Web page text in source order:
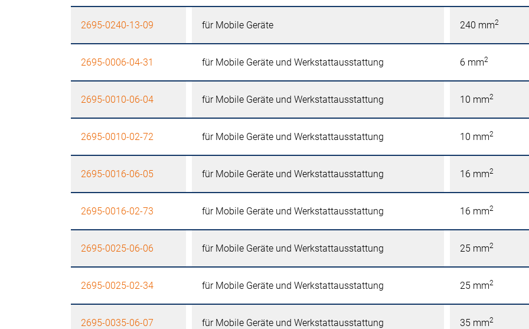
2695-0240-13-09 für Mobile Geräte 240 mm2
2695-0006-04-31 für Mobile Geräte und Werkstattausstattung 6 mm2
2695-0010-06-04 für Mobile Geräte und Werkstattausstattung 10 mm2
2695-0010-02-72 für Mobile Geräte und Werkstattausstattung 10 mm2
2695-0016-06-05 für Mobile Geräte und Werkstattausstattung 16 mm2
2695-0016-02-73 für Mobile Geräte und Werkstattausstattung 16 mm2
2695-0025-06-06 für Mobile Geräte und Werkstattausstattung 25 mm2
2695-0025-02-34 für Mobile Geräte und Werkstattausstattung 25 mm2
2695-0035-06-07 für Mobile Geräte und Werkstattausstattung 35 mm2